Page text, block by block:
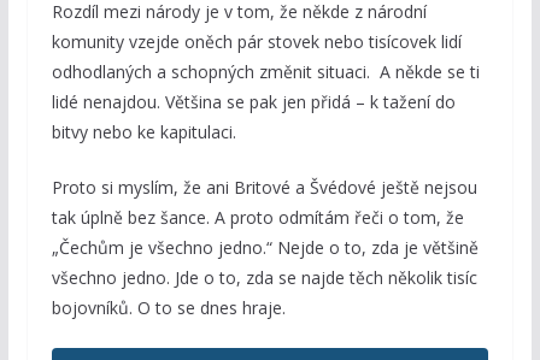
Rozdíl mezi národy je v tom, že někde z národní
komunity vzejde oněch pár stovek nebo tisícovek lidí
odhodlaných a schopných změnit situaci. A někde se ti
lidé nenajdou. Většina se pak jen přidá – k tažení do
bitvy nebo ke kapitulaci.
Proto si myslím, že ani Britové a Švédové ještě nejsou
tak úplně bez šance. A proto odmítám řeči o tom, že
„Čechům je všechno jedno.“ Nejde o to, zda je většině
všechno jedno. Jde o to, zda se najde těch několik tisíc
bojovníků. O to se dnes hraje.